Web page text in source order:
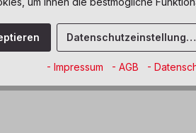
Datenschutzeinstellungen
- Impressum - AGB -